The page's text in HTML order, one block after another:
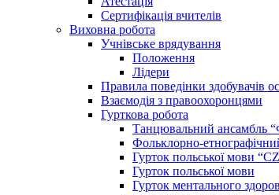
Сертифікація вчителів
Виховна робота
Учнівське врядування
Положення
Лідери
Правила поведінки здобувачів
Взаємодія з правоохоронцями
Гурткова робота
Танцювальний ансамбль
Фольклорно-
Гурток польської мови
Гурток польської мови
Гурток ментального